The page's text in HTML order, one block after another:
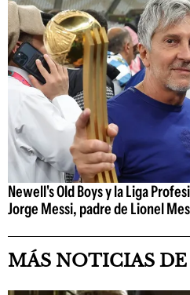
Newell's Old Boys y la Liga
Jorge Messi, padre de Lionel
MÁS NOTICIAS